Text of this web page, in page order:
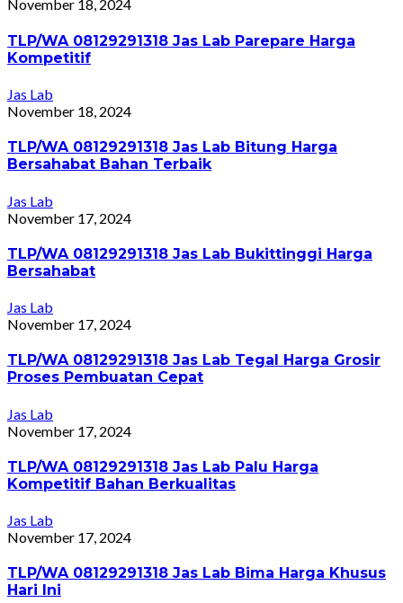
November 18, 2024
TLP/WA 08129291318 Jas Lab Parepare Harga
Kompetitif
Jas Lab
November 18, 2024
TLP/WA 08129291318 Jas Lab Bitung Harga
Bersahabat Bahan Terbaik
Jas Lab
November 17, 2024
TLP/WA 08129291318 Jas Lab Bukittinggi Harga
Bersahabat
Jas Lab
November 17, 2024
TLP/WA 08129291318 Jas Lab Tegal Harga Grosir
Proses Pembuatan Cepat
Jas Lab
November 17, 2024
TLP/WA 08129291318 Jas Lab Palu Harga
Kompetitif Bahan Berkualitas
Jas Lab
November 17, 2024
TLP/WA 08129291318 Jas Lab Bima Harga Khusus
Hari Ini